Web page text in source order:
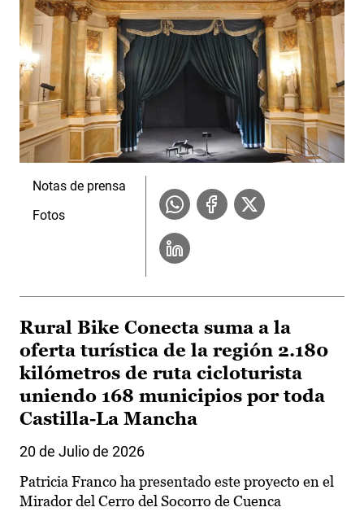
Notas de prensa
Fotos
Rural Bike Conecta suma a la
oferta turística de la región 2.180
kilómetros de ruta cicloturista
uniendo 168 municipios por toda
Castilla-La Mancha
20 de Julio de 2026
Patricia Franco ha presentado este proyecto en el
Mirador del Cerro del Socorro de Cuenca